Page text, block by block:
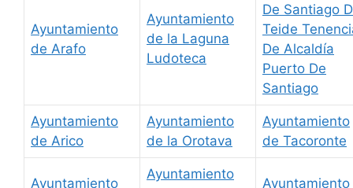
Ayuntamiento
de Arafo
Ayuntamiento
de la Laguna
Ludoteca
De Santiago
Teide
De Alcaldía
Puerto De
Santiago
Ayuntamiento
de Arico
Ayuntamiento
de la Orotava
Ayuntamiento
de Tacoronte
Ayuntamiento
Ayuntamiento
Ayuntamiento